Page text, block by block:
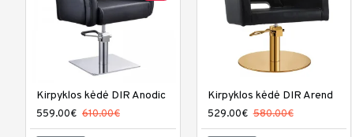
Kirpyklos kėdė DIR Anodic
559.00€ 610.00€
Kirpyklos kėdė DIR Arend
529.00€ 580.00€